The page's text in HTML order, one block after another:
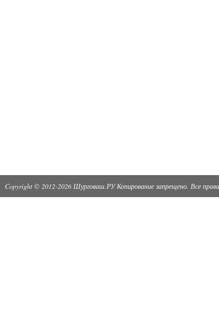
Copyright © 2012-2026 Шурговаш.РУ Копирование запрещено. Все